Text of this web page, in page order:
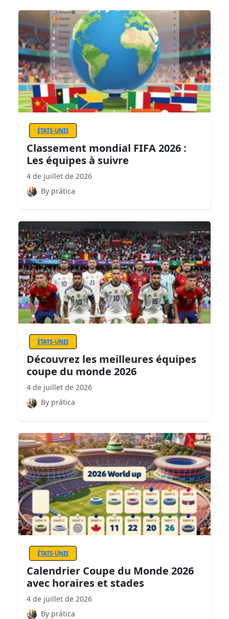
ÉTATS-UNIS
Classement mondial FIFA 2026 :
Les équipes à suivre
4 de juillet de 2026
By prática
ÉTATS-UNIS
Découvrez les meilleures équipes
coupe du monde 2026
4 de juillet de 2026
By prática
ÉTATS-UNIS
Calendrier Coupe du Monde 2026
avec horaires et stades
4 de juillet de 2026
By prática